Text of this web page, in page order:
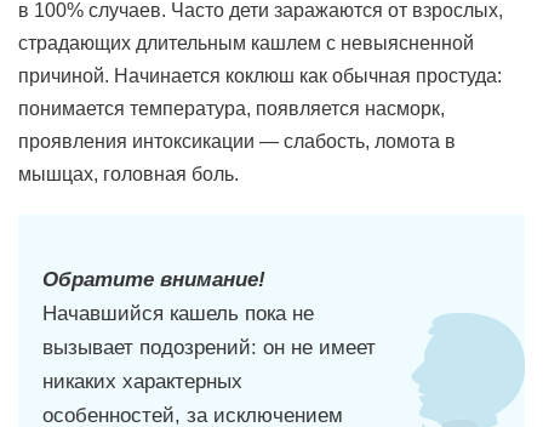
в 100% случаев. Часто дети заражаются от взрослых,
страдающих длительным кашлем с невыясненной
причиной. Начинается коклюш как обычная простуда:
понимается температура, появляется насморк,
проявления интоксикации — слабость, ломота в
мышцах, головная боль.
Обратите внимание!
Начавшийся кашель пока не
вызывает подозрений: он не имеет
никаких характерных
особенностей, за исключением